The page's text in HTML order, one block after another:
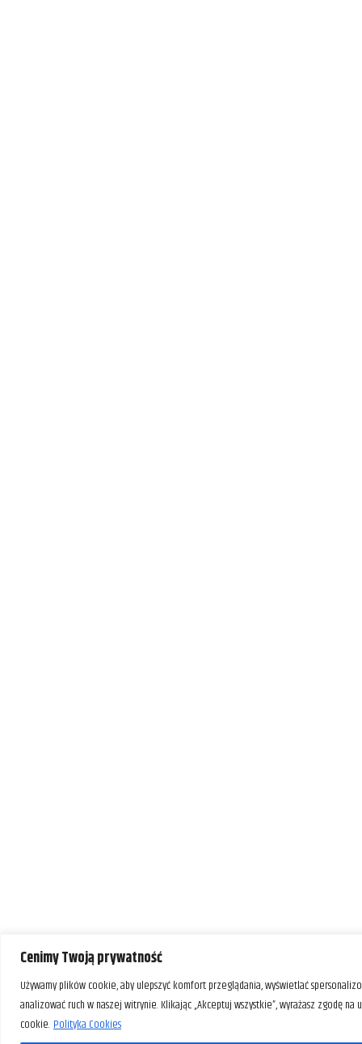
Cenimy Twoją prywatność
Używamy plików cookie, aby ulepszyć komfort przeglądania, wyświetlać
analizować ruch w naszej witrynie. Klikając „Akceptuj wszystkie”, wyrażasz zgodę
cookie. Polityka Cookies